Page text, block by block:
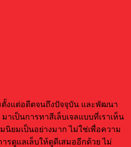
ตั้งแต่อดีตจนถึงปัจจุบัน และพัฒนา
าเป็นการทาสีเล็บเจลแบบที่เราเห็น
นิยมเป็นอย่างมาก ไม่ใช่เพื่อความ
รดูแลเล็บให้ดูดีเสมออีกด้วย ไม่